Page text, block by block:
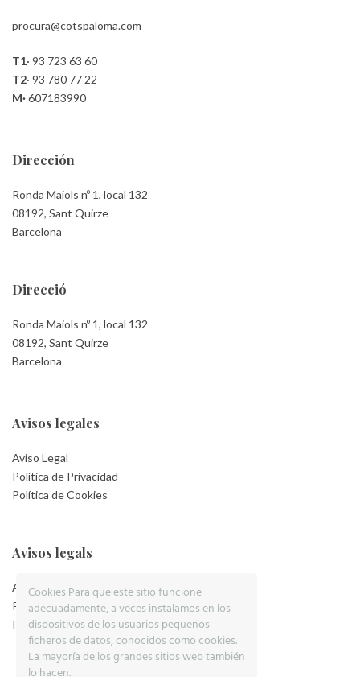
procura@cotspaloma.com
T1· 93 723 63 60
T2· 93 780 77 22
M·607183990
Dirección
Ronda Maiols nº 1, local 132
08192, Sant Quirze
Barcelona
Direcció
Ronda Maiols nº 1, local 132
08192, Sant Quirze
Barcelona
Avisos legales
Aviso Legal
Política de Privacidad
Política de Cookies
Avisos legals
Aviso Legal
Política de Privacidad
Política de Cookies
Cookies Para que este sitio funcione
adecuadamente, a veces instalamos en los
dispositivos de los usuarios pequeños
ficheros de datos, conocidos como cookies.
La mayoría de los grandes sitios web también